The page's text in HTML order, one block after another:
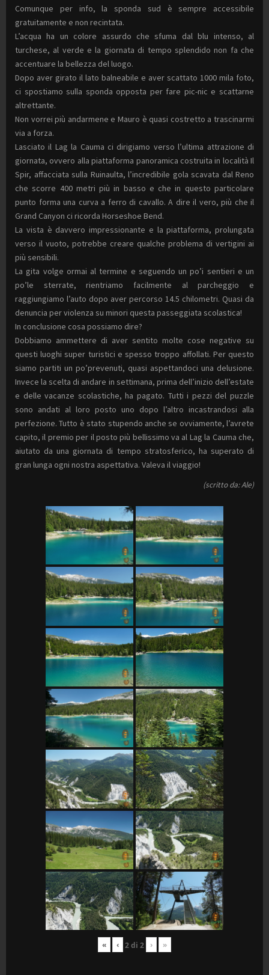
Comunque per info, la sponda sud è sempre accessibile
gratuitamente e non recintata.
L’acqua ha un colore assurdo che sfuma dal blu intenso, al
turchese, al verde e la giornata di tempo splendido non fa che
accentuare la bellezza del luogo.
Dopo aver girato il lato balneabile e aver scattato 1000 mila foto,
ci spostiamo sulla sponda opposta per fare pic-nic e scattarne
altrettante.
Non vorrei più andarmene e Mauro è quasi costretto a trascinarmi
via a forza.
Lasciato il Lag la Cauma ci dirigiamo verso l’ultima attrazione di
giornata, ovvero alla piattaforma panoramica costruita in località Il
Spir, affacciata sulla Ruinaulta, l’incredibile gola scavata dal Reno
che scorre 400 metri più in basso e che in questo particolare
punto forma una curva a ferro di cavallo. A dire il vero, più che il
Grand Canyon ci ricorda Horseshoe Bend.
La vista è davvero impressionante e la piattaforma, prolungata
verso il vuoto, potrebbe creare qualche problema di vertigini ai
più sensibili.
La gita volge ormai al termine e seguendo un po’i sentieri e un
po’le sterrate, rientriamo facilmente al parcheggio e
raggiungiamo l’auto dopo aver percorso 14.5 chilometri. Quasi da
denuncia per violenza su minori questa passeggiata scolastica!
In conclusione cosa possiamo dire?
Dobbiamo ammettere di aver sentito molte cose negative su
questi luoghi super turistici e spesso troppo affollati. Per questo
siamo partiti un po’prevenuti, quasi aspettandoci una delusione.
Invece la scelta di andare in settimana, prima dell’inizio dell’estate
e delle vacanze scolastiche, ha pagato. Tutti i pezzi del puzzle
sono andati al loro posto uno dopo l’altro incastrandosi alla
perfezione. Tutto è stato stupendo anche se ovviamente, l’avrete
capito, il premio per il posto più bellissimo va al Lag la Cauma che,
aiutato da una giornata di tempo stratosferico, ha superato di
gran lunga ogni nostra aspettativa. Valeva il viaggio!
(scritto da: Ale)
« ‹ 2di 2 › »